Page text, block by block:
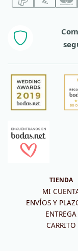
TIENDA
MI
ENVÍOS Y
ENTREGA
CARRITO